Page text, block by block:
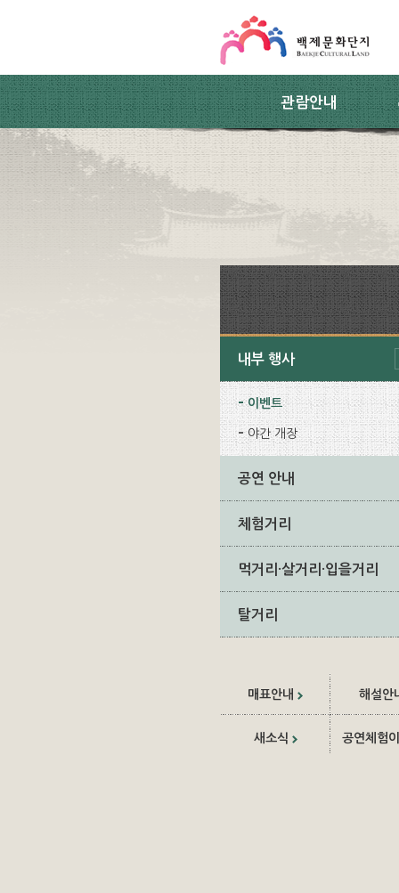
관람안내
내부 행사
이벤트
야간 개장
공연 안내
체험거리
먹거리·살거리·입을거리
탈거리
매표안내 해설안
새소식 공연체험